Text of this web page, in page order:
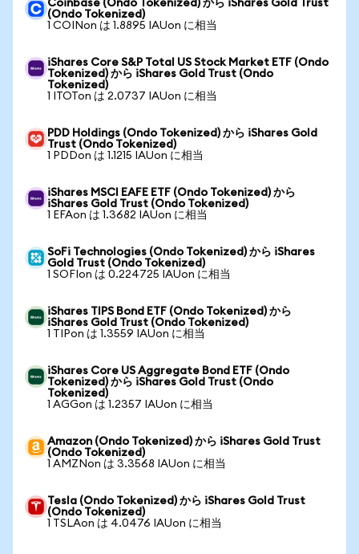
Coinbase (Ondo Tokenized) から iShares Gold Trust
(Ondo Tokenized)
1 COINon は 1.8895 IAUon に相当
iShares Core S&P Total US Stock Market ETF (Ondo
Tokenized) から iShares Gold Trust (Ondo
Tokenized)
1 ITOTon は 2.0737 IAUon に相当
PDD Holdings (Ondo Tokenized) から iShares Gold
Trust (Ondo Tokenized)
1 PDDon は 1.1215 IAUon に相当
iShares MSCI EAFE ETF (Ondo Tokenized) から
iShares Gold Trust (Ondo Tokenized)
1 EFAon は 1.3682 IAUon に相当
SoFi Technologies (Ondo Tokenized) から iShares
Gold Trust (Ondo Tokenized)
1 SOFIon は 0.224725 IAUon に相当
iShares TIPS Bond ETF (Ondo Tokenized) から
iShares Gold Trust (Ondo Tokenized)
1 TIPon は 1.3559 IAUon に相当
iShares Core US Aggregate Bond ETF (Ondo
Tokenized) から iShares Gold Trust (Ondo
Tokenized)
1 AGGon は 1.2357 IAUon に相当
Amazon (Ondo Tokenized) から iShares Gold Trust
(Ondo Tokenized)
1 AMZNon は 3.3568 IAUon に相当
Tesla (Ondo Tokenized) から iShares Gold Trust
(Ondo Tokenized)
1 TSLAon は 4.0476 IAUon に相当